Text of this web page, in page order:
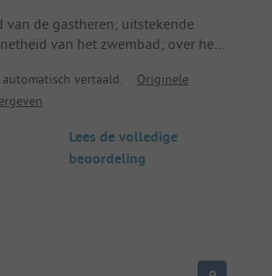
van de gastheren; uitstekende
van het zwembad; over het
badkamer in
automatisch vertaald.
Originele
Lees de volledige
beoordeling